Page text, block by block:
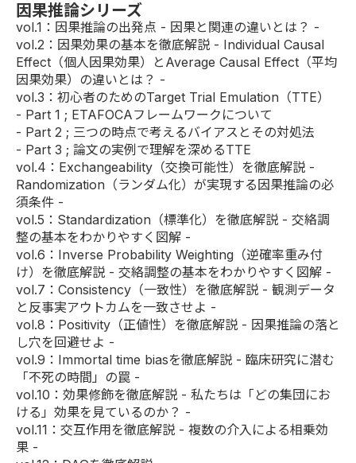
因果推論シリーズ
vol.1 ：因果推論の出発点 - 因果と関連の違いとは？ -
vol.2 ：因果効果の基本を徹底解説 - Individual Causal
Effect（個人因果効果）とAverage Causal Effect（平均
因果効果）の違いとは？ -
vol.3：初心者のためのTarget Trial Emulation（TTE）
- Part 1 ; ETAFOCAフレームワークについて
- Part 2 ; 三つの時点で考えるバイアスとその対処法
- Part 3 ; 論文の実例で理解を深めるTTE
vol.4 ：Exchangeability（交換可能性）を徹底解説 -
Randomization（ランダム化）が実現する因果推論の必
須条件 -
vol.5 ：Standardization（標準化）を徹底解説 - 交絡調
整の基本をわかりやすく図解 -
vol.6 ：Inverse Probability Weighting（逆確率重み付
け）を徹底解説 - 交絡調整の基本をわかりやすく図解 -
vol.7 ：Consistency（一致性）を徹底解説 - 観測データ
と反事実アウトカムを一致させよ -
vol.8 ：Positivity（正値性）を徹底解説 - 因果推論の落と
し穴を回避せよ -
vol.9 ：Immortal time biasを徹底解説 - 臨床研究に潜む
「不死の時間」の罠 -
vol.10 ：効果修飾を徹底解説 - 私たちは「どの集団にお
ける」効果を見ているのか？ -
vol.11 ：交互作用を徹底解説 - 複数の介入による相乗効
果 -